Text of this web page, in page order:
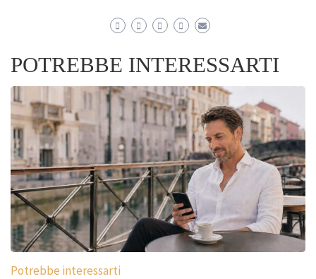
POTREBBE INTERESSARTI
Potrebbe interessarti